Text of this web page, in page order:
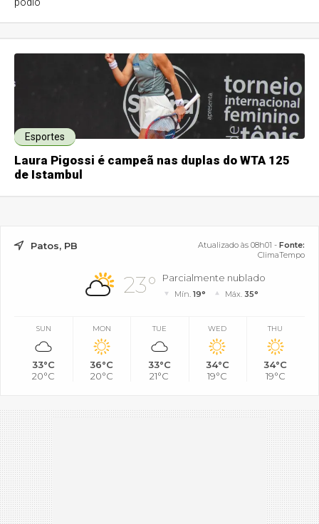
Esportes
Laura Pigossi é campeã nas duplas do WTA 125
de Istambul
Patos, PB Atualizado às 08h01 - Fonte:
ClimaTempo
23° Parcialmente nublado
Mín.19° Máx. 35°
SUN
33°C
20°C
MON
36°C
20°C
TUE
33°C
21°C
WED
34°C
19°C
THU
34°C
19°C